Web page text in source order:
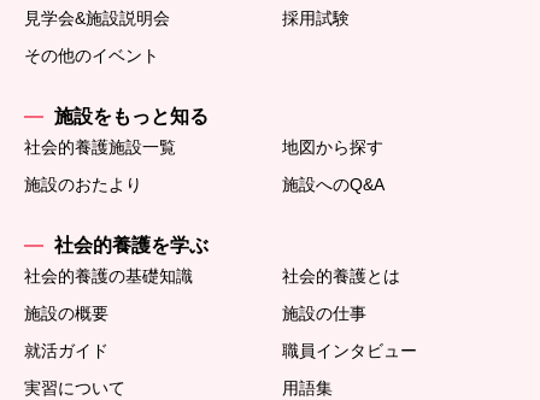
見学会&施設説明会
採用試験
その他のイベント
施設をもっと知る
社会的養護施設一覧
地図から探す
施設のおたより
施設へのQ&A
社会的養護を学ぶ
社会的養護の基礎知識
社会的養護とは
施設の概要
施設の仕事
就活ガイド
職員インタビュー
実習について
用語集